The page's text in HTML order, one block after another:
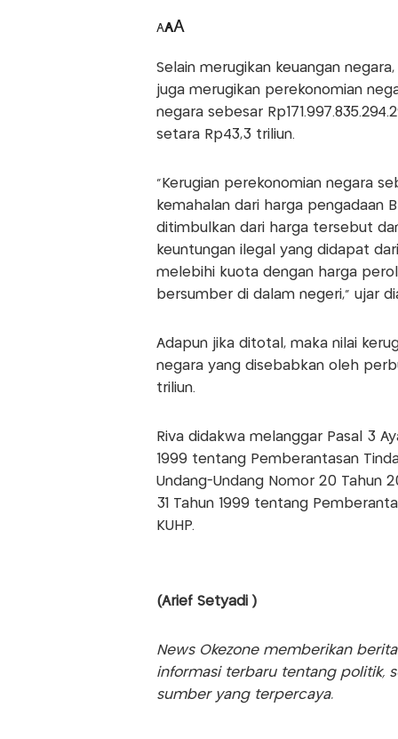
AAA
Selain merugikan keuangan
juga merugikan perekonomian
negara sebesar
setara Rp43,3 triliun.
"Kerugian perekonomian negara
kemahalan dari harga pengadaan
ditimbulkan dari harga tersebut
keuntungan ilegal yang didapat
melebihi kuota dengan harga
bersumber di dalam negeri," ujar
Adapun jika ditotal, maka nilai
negara yang disebabkan oleh
triliun.
Riva didakwa melanggar Pasal 3
1999 tentang Pemberantasan
Undang-Undang Nomor 20 Tahun
31 Tahun 1999 tentang
KUHP.
(Arief Setyadi )
News Okezone memberikan
informasi terbaru tentang politik,
sumber yang terpercaya.